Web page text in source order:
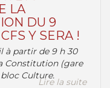
LA
DU 9
Y SERA !
à partir de 9 h 30
Constitution (gare
Culture.
Lire la suite